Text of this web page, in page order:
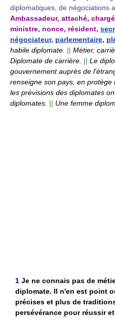
diplomatiques, de négociations
Ambassadeur, attaché, chargé
ministre, nonce, résident,
négociateur, parlementaire,
habile diplomate. || Métier,
Diplomate de carrière. || Le
gouvernement auprès de
renseigne son pays, en protège
les prévisions des diplomates
diplomates. || Une femme
1 Je ne connais pas de
diplomate. Il n'en est point
précises et plus de
persévérance pour réussir